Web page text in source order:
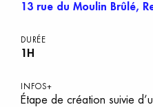
13 rue du Moulin Brûlé,
DURÉE
1H
INFOS+
Étape de création suivie